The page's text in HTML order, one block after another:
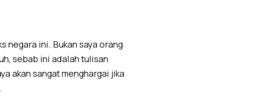
negara ini. Bukan saya orang
sebab ini adalah tulisan
akan sangat menghargai jika